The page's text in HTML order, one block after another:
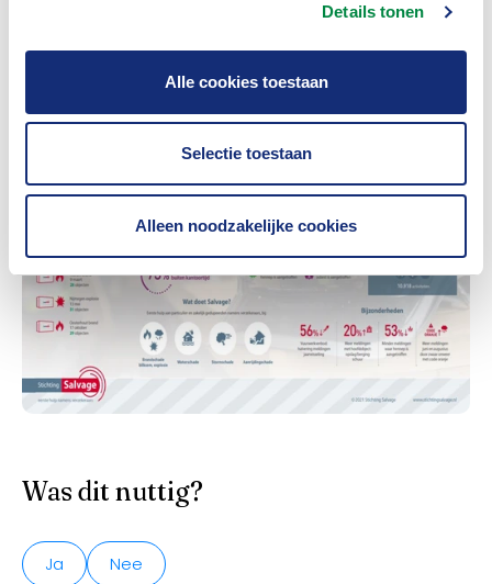
Details tonen
Alle cookies toestaan
Selectie toestaan
Alleen noodzakelijke cookies
Was dit nuttig?
Ja Nee